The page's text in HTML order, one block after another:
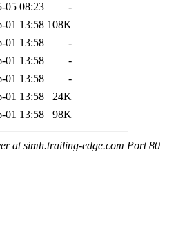
05 08:23
-
01 13:58 108K
01 13:58
-
01 13:58
-
01 13:58
-
01 13:58
24K
01 13:58 98K
at simh.trailing-edge.com Port 80